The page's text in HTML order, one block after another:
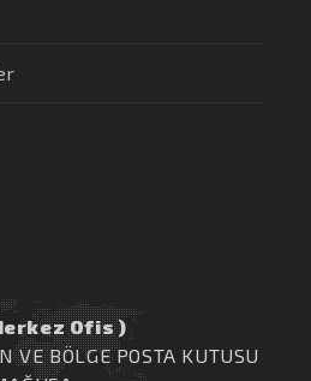
Ofis )
VE BÖLGE POSTA KUTUSU